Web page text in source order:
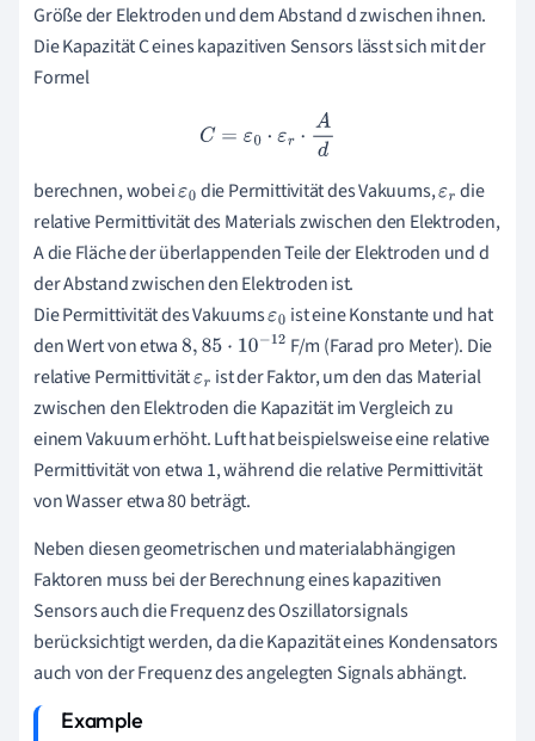
Größe der Elektroden und dem Abstand d zwischen ihnen.
Die Kapazität C eines kapazitiven Sensors lässt sich mit der
Formel
C=ε0 ε r⋅ d
berechnen, wobeiε0die Permittivität des Vakuums,εr die
relative Permittivität des Materials zwischen den Elektroden,
A die Fläche der überlappenden Teile der Elektroden und d
der Abstand zwischen den Elektroden ist.
Die Permittivität des Vakuumsε0 ist eine Konstante und hat
den Wert von etwa8,85·10 −12
F/m (Farad pro Meter). Die
relative Permittivitätεr ist der Faktor, um den das Material
zwischen den Elektroden die Kapazität im Vergleich zu
einem Vakuum erhöht. Luft hat beispielsweise eine relative
Permittivität von etwa 1, während die relative Permittivität
von Wasser etwa 80 beträgt.
Neben diesen geometrischen und materialabhängigen
Faktoren muss bei der Berechnung eines kapazitiven
Sensors auch die Frequenz des Oszillatorsignals
berücksichtigt werden, da die Kapazität eines Kondensators
auch von der Frequenz des angelegten Signals abhängt.